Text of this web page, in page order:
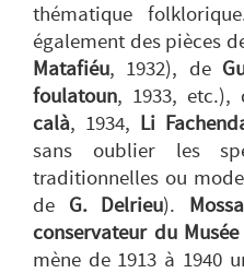
thématique
également des pièces
Matafiéu, 1932), de
foulatoun, 1933, etc.),
calà, 1934, Li
sans oublier les
traditionnelles ou
de G. Delrieu). Mossa
conservateur du
mène de 1913 à 1940